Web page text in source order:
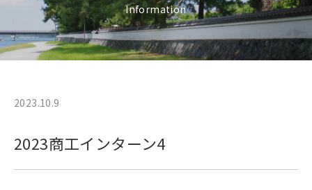
Information
2023.10.9
2023商工インターン4